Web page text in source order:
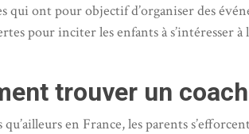
qui ont pour objectif d’organiser des
pour inciter les enfants à s’intéresser
trouver un
en France, les parents